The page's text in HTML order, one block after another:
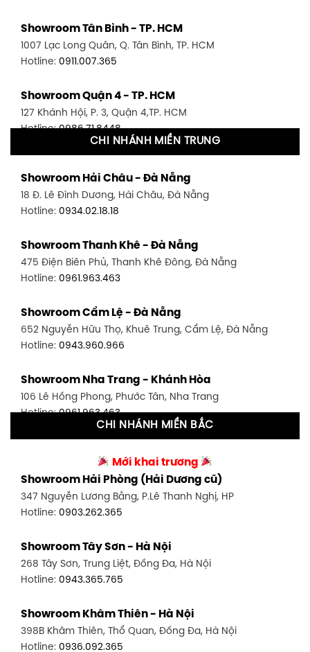
Showroom Tân Bình - TP. HCM
1007 Lạc Long Quân, Q. Tân Bình, TP. HCM
Hotline: 0911.007.365
Showroom Quận 4 - TP. HCM
127 Khánh Hội, P. 3, Quận 4,TP. HCM
Hotline:0986.71.8448
1411 Đường 3/2, P. 16, Quận 11, TP. HCM
Hotline:0906.256.759
1448 Huỳnh Tấn Phát, Phú Thuận, Quận 7, TP HCM
Hotline:0946.480.580
348 Đ. Bạch Đằng, P. 14, Bình Thạnh, TP HCM
Hotline:0902.716.230
591 Hoàng Văn Thụ, P. 4, Tân Bình, TP HCM
Hotline:0906.256.759
0986.71.8448
Showroom Thuận An - Bình Dương
66 đường DT743, An Phú, Thuận An, Bình Dương
Showroom Biên Hòa - Đồng Nai
452 Nguyễn Ái Quốc, Tân Tiến, TP. Biên Hòa, Đồng Nai
CHI NHÁNH MIỀN TRUNG
Showroom Hải Châu - Đà Nẵng
18 Đ. Lê Đình Dương, Hải Châu, Đà Nẵng
Hotline: 0934.02.18.18
Showroom Thanh Khê - Đà Nẵng
475 Điện Biên Phủ, Thanh Khê Đông, Đà Nẵng
Hotline: 0961.963.463
Showroom Cẩm Lệ - Đà Nẵng
652 Nguyễn Hữu Thọ, Khuê Trung, Cẩm Lệ, Đà Nẵng
Hotline: 0943.960.966
Showroom Nha Trang - Khánh Hòa
106 Lê Hồng Phong, Phước Tân, Nha Trang
Hotline:0961.963.463
27-29 Nguyễn Sỹ Sách, Hưng Bình, TP Vinh, Nghệ An
Hotline:0943.960.966
Showroom Buôn Ma Thuột
Hotline:0934.02.18.18
CHI NHÁNH MIỀN BẮC
Mới khai trương
Showroom Hải Phòng (Hải Dương cũ)
347 Nguyễn Lương Bằng, P.Lê Thanh Nghị, HP
Hotline: 0903.262.365
Showroom Tây Sơn - Hà Nội
268 Tây Sơn, Trung Liệt, Đống Đa, Hà Nội
Hotline: 0943.365.765
Showroom Khâm Thiên - Hà Nội
398B Khâm Thiên, Thổ Quan, Đống Đa, Hà Nội
Hotline: 0936.092.365